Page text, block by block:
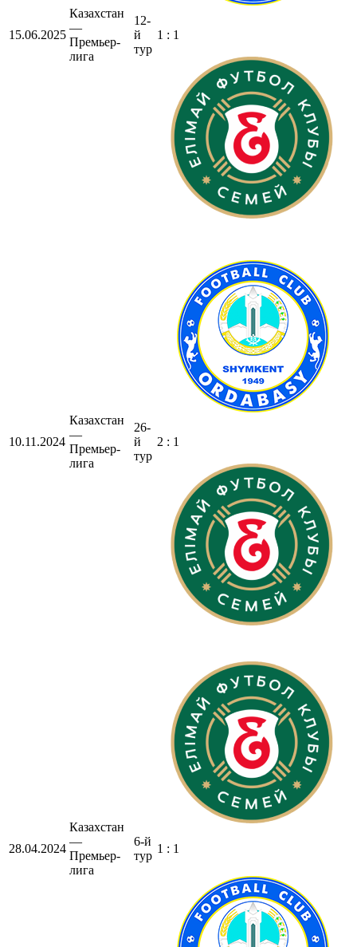
15.06.2025
Казахстан
—
Премьер-
лига
12-
й
тур
1 : 1
10.11.2024
Казахстан
—
Премьер-
лига
26-
й
тур
2 : 1
28.04.2024
Казахстан
—
Премьер-
лига
6-й
тур
1 : 1